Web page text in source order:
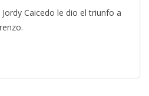
Caicedo le dio el triunfo a